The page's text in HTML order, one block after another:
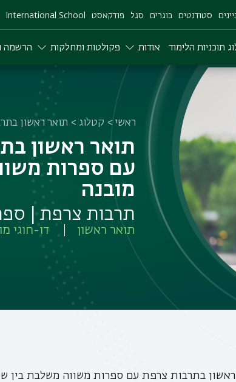
סטודנטים בוגרים סגל פודקאסט International School
תוכניות הלימוד אודות פקולטות ומחלקות הרשמה
ראשי קטלוג תואר ראשון
תואר ראשון
עם ספרות
מובנה
תרבות צרפת |
תואר ראשון דו-חוגי
בתרבות צרפת עם ספרות משווה משלבת בין